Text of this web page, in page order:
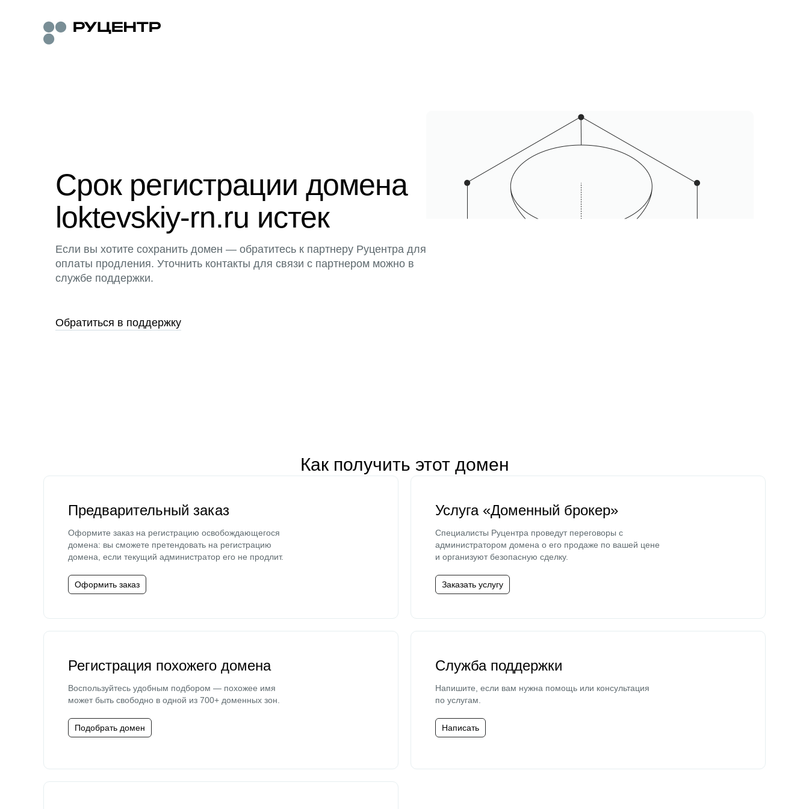
Срок регистрации домена
loktevskiy-rn.ru истек
Если вы хотите сохранить домен — обратитесь к партнеру Руцентра для
оплаты продления. Уточнить контакты для связи с партнером можно в
службе поддержки.
Обратиться в поддержку
Как получить этот домен
Предварительный заказ
Оформите заказ на регистрацию освобождающегося
домена: вы сможете претендовать на регистрацию
домена, если текущий администратор его не продлит.
Оформить заказ
Услуга «Доменный брокер»
Специалисты Руцентра проведут переговоры с
администратором домена о его продаже по вашей цене
и организуют безопасную сделку.
Заказать услугу
Регистрация похожего домена
Воспользуйтесь удобным подбором — похожее имя
может быть свободно в одной из 700+ доменных зон.
Подобрать домен
Служба поддержки
Напишите, если вам нужна помощь или консультация
по услугам.
Написать